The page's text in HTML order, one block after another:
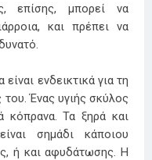
επίσης, μπορεί να
και πρέπει να
ενδεικτικά για τη
του. Ένας υγιής σκύλος
κόπρανα. Τα ξηρά και
σημάδι κάποιου
ή και αφυδάτωσης. Η